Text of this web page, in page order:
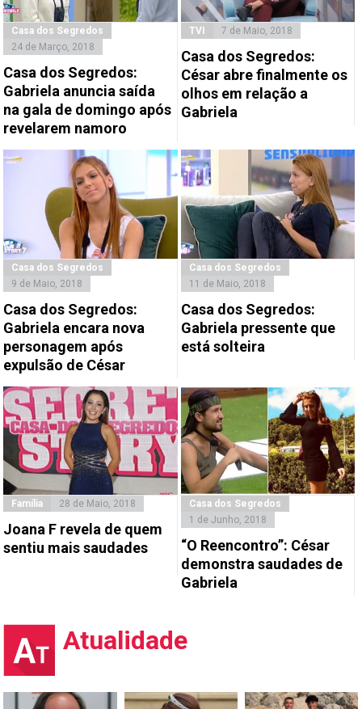
Casa dos Segredos
24 de Março, 2018
Casa dos Segredos:
Gabriela anuncia saída
na gala de domingo após
revelarem namoro
TVI 7 de Maio, 2018
Casa dos Segredos:
César abre finalmente os
olhos em relação a
Gabriela
Casa dos Segredos
9 de Maio, 2018
Casa dos Segredos:
Gabriela encara nova
personagem após
expulsão de César
Casa dos Segredos
11 de Maio, 2018
Casa dos Segredos:
Gabriela pressente que
está solteira
Família 28 de Maio, 2018
Joana F revela de quem
sentiu mais saudades
Casa dos Segredos
1 de Junho, 2018
“O Reencontro”: César
demonstra saudades de
Gabriela
Atualidade